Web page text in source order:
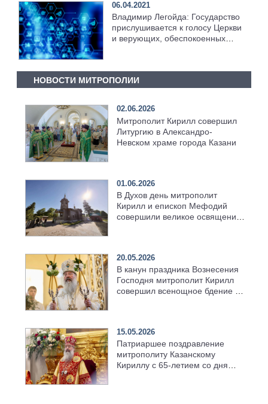
06.04.2021
Владимир Легойда: Государство
прислушивается к голосу Церкви
и верующих, обеспокоенных
НОВОСТИ МИТРОПОЛИИ
02.06.2026
Митрополит Кирилл совершил
Литургию в Александро-
Невском храме города Казани
01.06.2026
В Духов день митрополит
Кирилл и епископ Мефодий
совершили великое освящение
20.05.2026
В канун праздника Вознесения
Господня митрополит Кирилл
совершил всенощное бдение в
15.05.2026
Патриаршее поздравление
митрополиту Казанскому
Кириллу с 65-летием со дня